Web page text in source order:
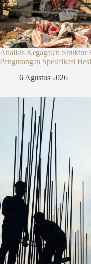
Analisis Kegagalan Struktur
Pengurangan Spesifikasi Besi
6 Agustus 2026